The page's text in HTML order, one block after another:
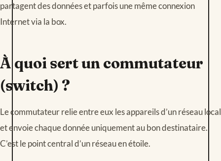
partagent des données et parfois une même connexion
Internet via la box.
À quoi sert un commutateur
(switch) ?
Le commutateur relie entre eux les appareils d’un réseau local
et envoie chaque donnée uniquement au bon destinataire.
C’est le point central d’un réseau en étoile.